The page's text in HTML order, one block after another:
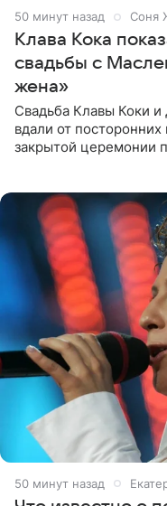
50 минут назад Соня
Клава Кока
свадьбы с
жена»
Свадьба Клавы Коки
вдали от
закрытой церемонии
50 минут назад